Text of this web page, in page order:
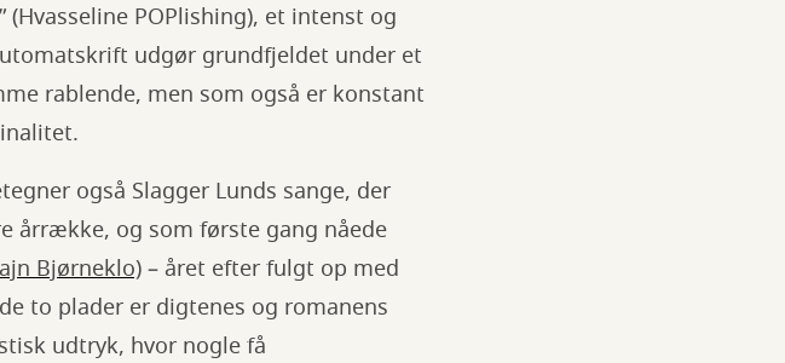
” (Hvasseline POPlishing), et intenst og
udgør grundfjeldet under et
rablende, men som også er konstant
også Slagger Lunds sange, der
årrække, og som første gang nåede
Bjørneklo)– året efter fulgt op med
to plader er digtenes og romanens
udtryk, hvor nogle få